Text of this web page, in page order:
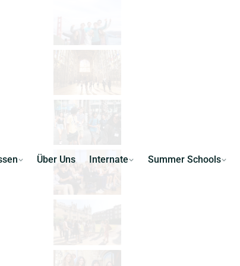
Über Uns Internate Summer Schools